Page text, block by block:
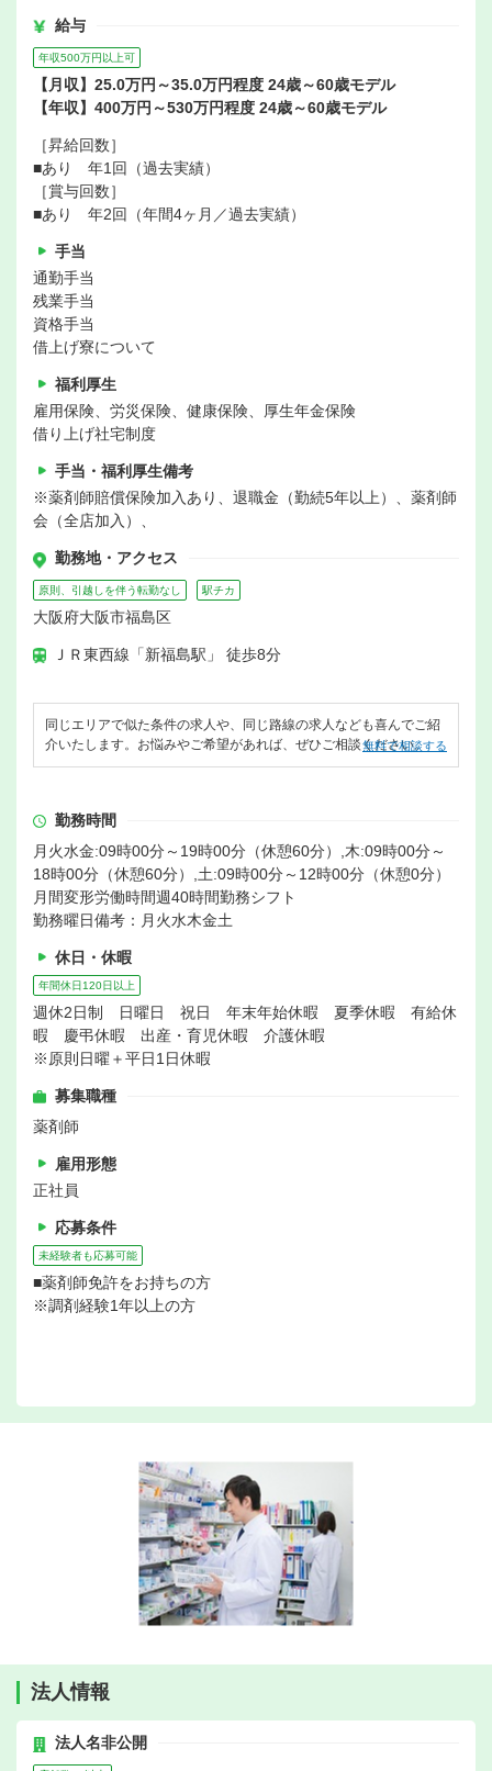
給与
年収500万円以上可
【月収】25.0万円～35.0万円程度 24歳～60歳モデル
【年収】400万円～530万円程度 24歳～60歳モデル
［昇給回数］
■あり 年1回（過去実績）
［賞与回数］
■あり 年2回（年間4ヶ月／過去実績）
手当
通勤手当
残業手当
資格手当
借上げ寮について
福利厚生
雇用保険、労災保険、健康保険、厚生年金保険
借り上げ社宅制度
手当・福利厚生備考
※薬剤師賠償保険加入あり、退職金（勤続5年以上）、薬剤師
会（全店加入）、
勤務地・アクセス
原則、引越しを伴う転勤なし 駅チカ
大阪府大阪市福島区
ＪＲ東西線「新福島駅」 徒歩8分
同じエリアで似た条件の求人や、同じ路線の求人なども喜んでご紹
介いたします。お悩みやご希望があれば、ぜひご相談ください。
無料で相談する
勤務時間
月火水金:09時00分～19時00分（休憩60分）,木:09時00分～
18時00分（休憩60分）,土:09時00分～12時00分（休憩0分）
月間変形労働時間週40時間勤務シフト
勤務曜日備考：月火水木金土
休日・休暇
年間休日120日以上
週休2日制 日曜日 祝日 年末年始休暇 夏季休暇 有給休
暇 慶弔休暇 出産・育児休暇 介護休暇
※原則日曜＋平日1日休暇
募集職種
薬剤師
雇用形態
正社員
応募条件
未経験者も応募可能
■薬剤師免許をお持ちの方
※調剤経験1年以上の方
法人情報
法人名非公開